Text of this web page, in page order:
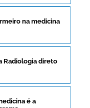
na medicina
Radiologia direto
é a